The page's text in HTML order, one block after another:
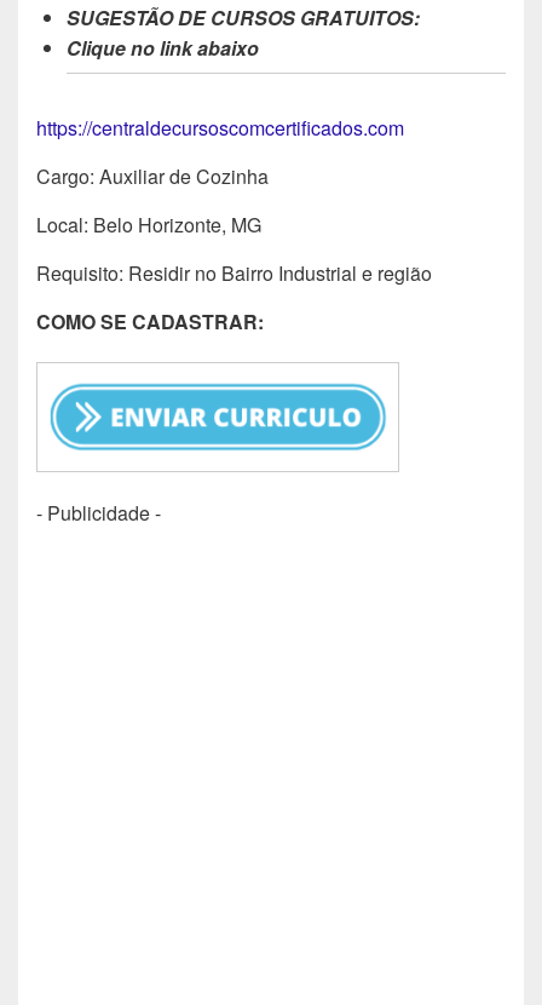
SUGESTÃO DE CURSOS GRATUITOS:
Clique no link abaixo
https://centraldecursoscomcertificados.com
Cargo: Auxiliar de Cozinha
Local: Belo Horizonte, MG
Requisito: Residir no Bairro Industrial e região
COMO SE CADASTRAR:
- Publicidade -